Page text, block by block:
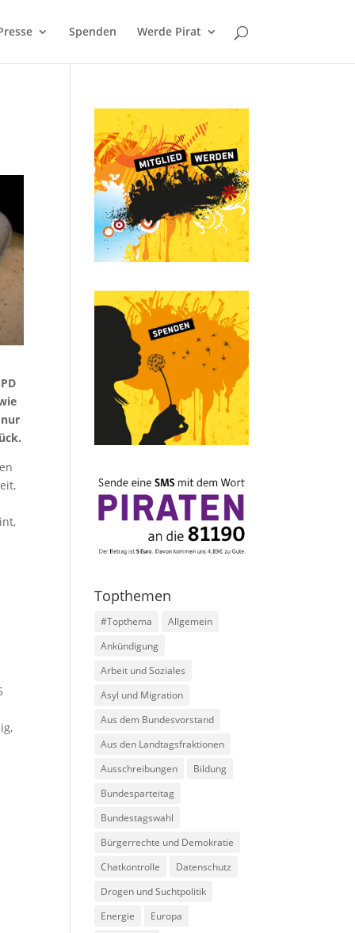
Spenden Werde Pirat
Topthemen
#Topthema
Allgemein
Ankündigung
Arbeit und Soziales
Asyl und Migration
Aus dem Bundesvorstand
Aus den Landtagsfraktionen
Ausschreibungen
Bildung
Bundesparteitag
Bundestagswahl
Bürgerrechte und Demokratie
Chatkontrolle
Datenschutz
Drogen und Suchtpolitik
Energie
Europa